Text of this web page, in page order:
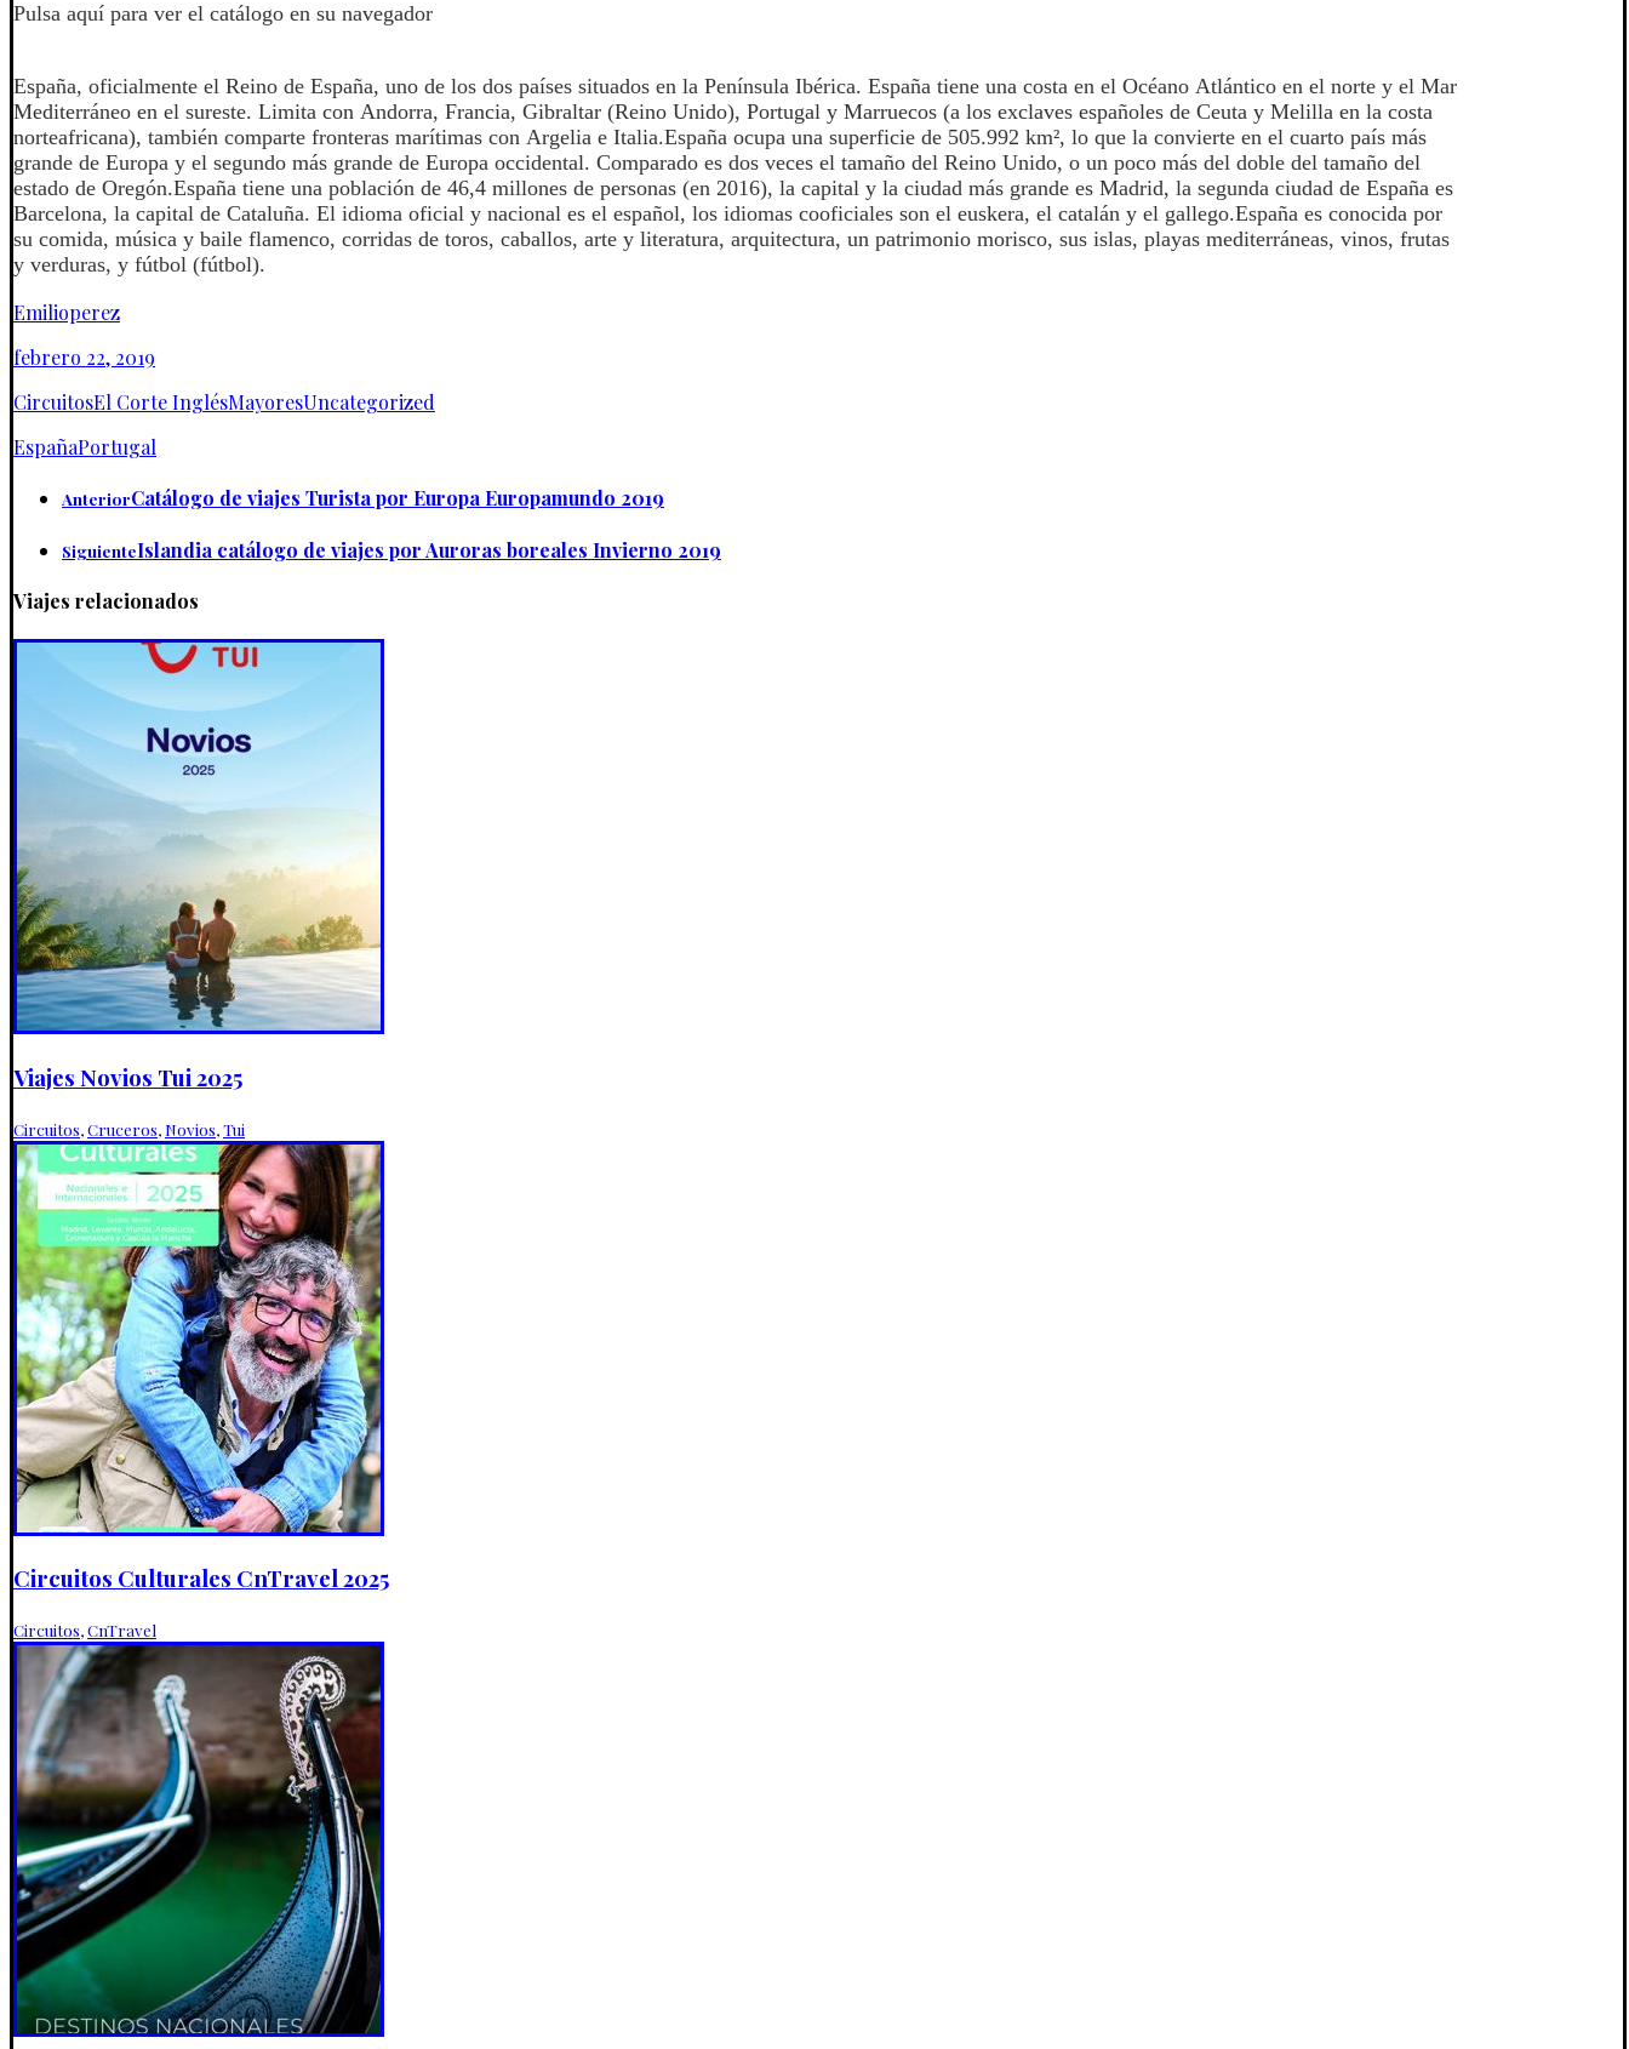
Pulsa aquí para ver el catálogo en su navegador
España, oficialmente el Reino de España, uno de los dos países situados en la Península Ibérica. España tiene una costa en el Océano Atlántico en el norte y el Mar
Mediterráneo en el sureste. Limita con Andorra, Francia, Gibraltar (Reino Unido), Portugal y Marruecos (a los exclaves españoles de Ceuta y Melilla en la costa
norteafricana), también comparte fronteras marítimas con Argelia e Italia.España ocupa una superficie de 505.992 km², lo que la convierte en el cuarto país más
grande de Europa y el segundo más grande de Europa occidental. Comparado es dos veces el tamaño del Reino Unido, o un poco más del doble del tamaño del
estado de Oregón.España tiene una población de 46,4 millones de personas (en 2016), la capital y la ciudad más grande es Madrid, la segunda ciudad de España es
Barcelona, ​​la capital de Cataluña. El idioma oficial y nacional es el español, los idiomas cooficiales son el euskera, el catalán y el gallego.España es conocida por
su comida, música y baile flamenco, corridas de toros, caballos, arte y literatura, arquitectura, un patrimonio morisco, sus islas, playas mediterráneas, vinos, frutas
y verduras, y fútbol (fútbol).
Emilioperez
febrero 22, 2019
CircuitosEl Corte InglésMayoresUncategorized
EspañaPortugal
AnteriorCatálogo de viajes Turista por Europa Europamundo 2019
SiguienteIslandia catálogo de viajes por Auroras boreales Invierno 2019
Viajes relacionados
Viajes Novios Tui 2025
Circuitos,Cruceros, Novios,Tui
Circuitos Culturales CnTravel 2025
Circuitos,CnTravel